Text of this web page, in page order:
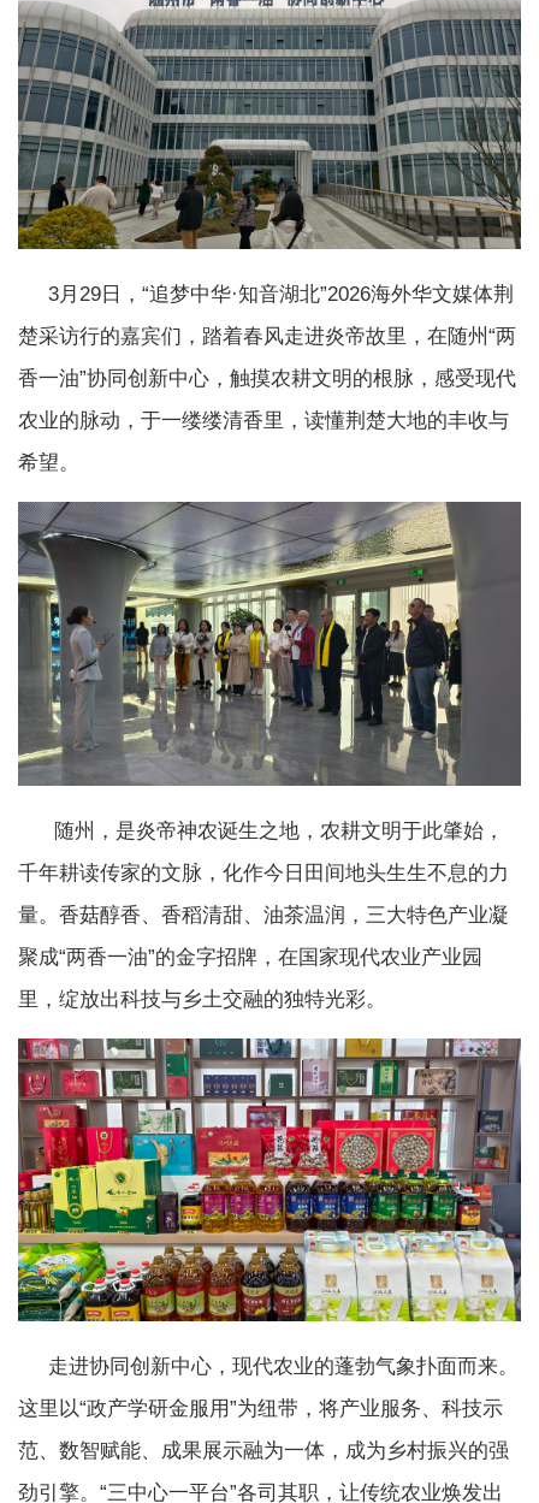
3月29日，“追梦中华·知音湖北”2026海外华文媒体荆
楚采访行的嘉宾们，踏着春风走进炎帝故里，在随州“两
香一油”协同创新中心，触摸农耕文明的根脉，感受现代
农业的脉动，于一缕缕清香里，读懂荆楚大地的丰收与
希望。
随州，是炎帝神农诞生之地，农耕文明于此肇始，
千年耕读传家的文脉，化作今日田间地头生生不息的力
量。香菇醇香、香稻清甜、油茶温润，三大特色产业凝
聚成“两香一油”的金字招牌，在国家现代农业产业园
里，绽放出科技与乡土交融的独特光彩。
走进协同创新中心，现代农业的蓬勃气象扑面而来。
这里以“政产学研金服用”为纽带，将产业服务、科技示
范、数智赋能、成果展示融为一体，成为乡村振兴的强
劲引擎。“三中心一平台”各司其职，让传统农业焕发出